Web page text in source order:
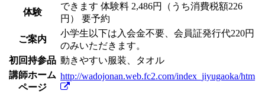
体験
できます 体験料 2,486円（うち消費税額226
円） 要予約
ご案内
小学生以下は入会金不要、会員証発行代220円
のみいただきます。
初回持参品 動きやすい服装、タオル
講師ホーム
ページ
http://wadojonan.web.fc2.com/index_jiyugaoka/htm